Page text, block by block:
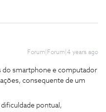
Forum|Forum|4 years ago
do smartphone e computador
consequente de um
pontual,